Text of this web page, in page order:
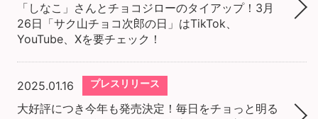
「しなこ」さんとチョコジローのタイアップ！3⽉
26⽇「サク⼭チョコ次郎の⽇」はTikTok、
YouTube、Xを要チェック！
2025.01.16 プレスリリース
大好評につき今年も発売決定！毎日をチョっと明る